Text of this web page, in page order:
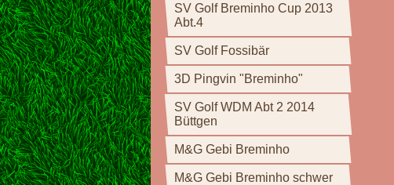
SV Golf Breminho Cup 2013
Abt.4
SV Golf Fossibär
3D Pingvin "Breminho"
SV Golf WDM Abt 2 2014
Büttgen
M&G Gebi Breminho
M&G Gebi Breminho schwer